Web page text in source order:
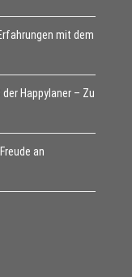
mit dem
Happylaner – Zu
an